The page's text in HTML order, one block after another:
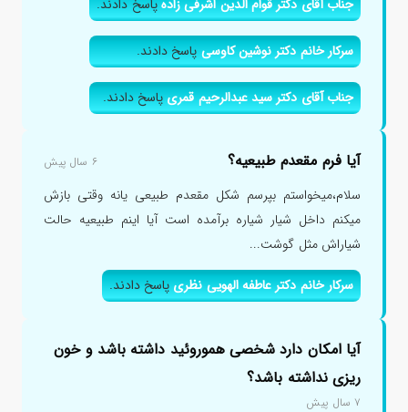
جناب آقای دکتر قوام الدین اشرفی زادهپاسخ دادند.
سرکار خانم دکتر نوشین کاوسیپاسخ دادند.
جناب آقای دکتر سید عبدالرحیم قمریپاسخ دادند.
آیا فرم مقعدم طبیعیه؟ ۶ سال پیش
سلام،میخواستم بپرسم شکل مقعدم طبیعی یانه وقتی بازش
میکنم داخل شیار شیاره برآمده است آیا اینم طبیعیه حالت
شیاراش مثل گوشت...
سرکار خانم دکتر عاطفه الهویی نظریپاسخ دادند.
آیا امکان دارد شخصی هموروئید داشته باشد و خون
ریزی نداشته باشد؟
۷ سال پیش